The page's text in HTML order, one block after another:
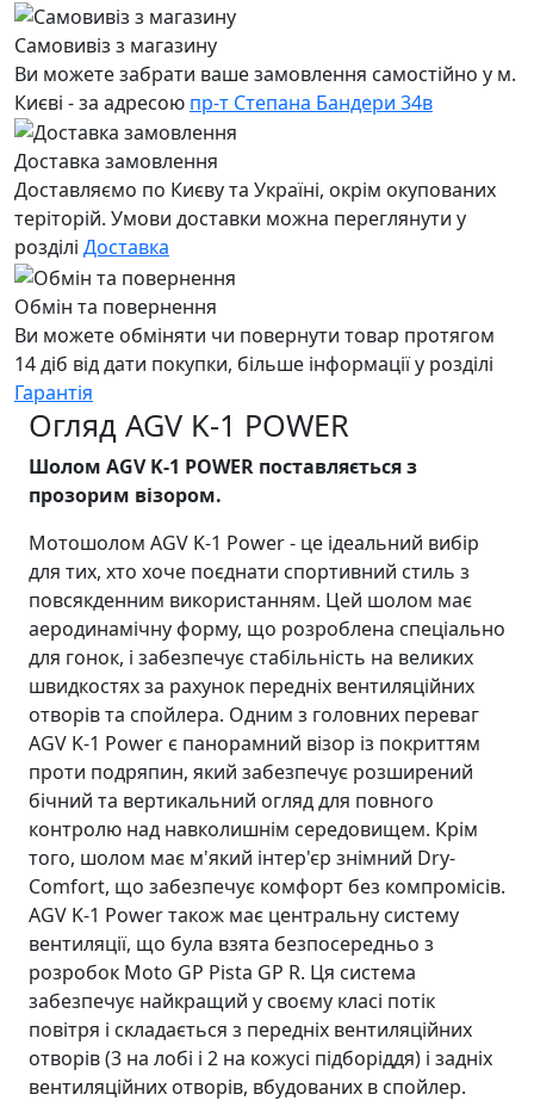
Самовивіз з магазину
Ви можете забрати ваше замовлення самостійно у м.
Києві - за адресою пр-т Степана Бандери 34в
Доставка замовлення
Доставляємо по Києву та Україні, окрім окупованих
теріторій. Умови доставки можна переглянути у
розділі Доставка
Обмін та повернення
Ви можете обміняти чи повернути товар протягом
14 діб від дати покупки, більше інформації у розділі
Гарантія
Огляд AGV K-1 POWER
Шолом AGV K-1 POWER поставляється з
прозорим візором.
Мотошолом AGV K-1 Power - це ідеальний вибір
для тих, хто хоче поєднати спортивний стиль з
повсякденним використанням. Цей шолом має
аеродинамічну форму, що розроблена спеціально
для гонок, і забезпечує стабільність на великих
швидкостях за рахунок передніх вентиляційних
отворів та спойлера. Одним з головних переваг
AGV K-1 Power є панорамний візор із покриттям
проти подряпин, який забезпечує розширений
бічний та вертикальний огляд для повного
контролю над навколишнім середовищем. Крім
того, шолом має м'який інтер'єр знімний Dry-
Comfort, що забезпечує комфорт без компромісів.
AGV K-1 Power також має центральну систему
вентиляції, що була взята безпосередньо з
розробок Moto GP Pista GP R. Ця система
забезпечує найкращий у своєму класі потік
повітря і складається з передніх вентиляційних
отворів (3 на лобі і 2 на кожусі підборіддя) і задніх
вентиляційних отворів, вбудованих в спойлер.